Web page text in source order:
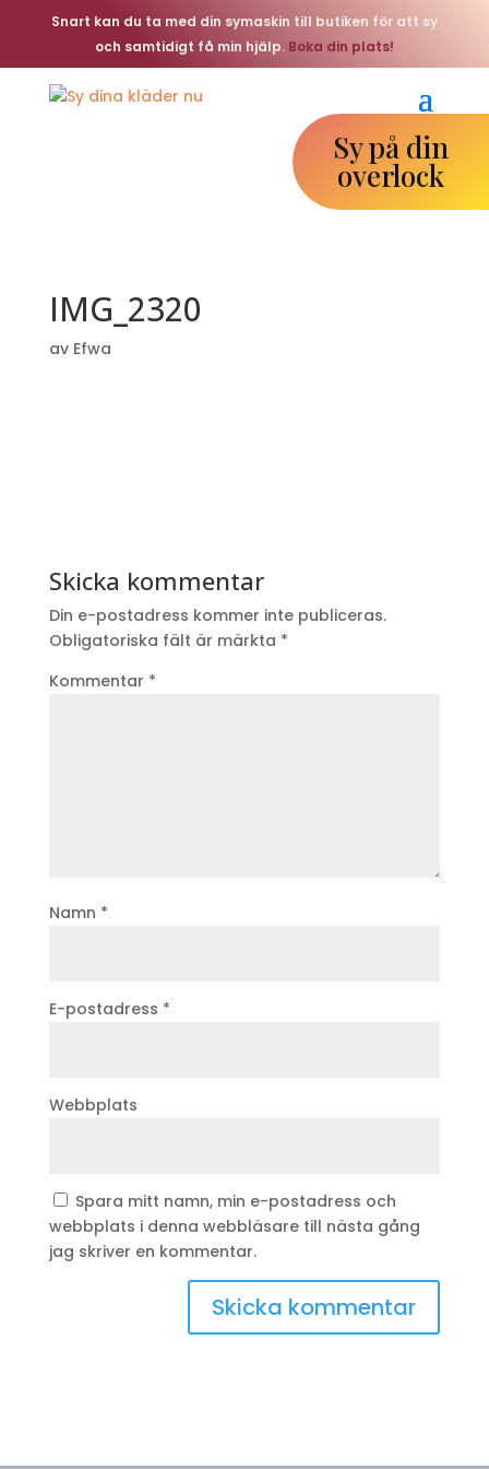
Snart kan du ta med din symaskin till butiken för att sy
och samtidigt få min hjälp. Boka din plats!
Sy på din
overlock
IMG_2320
av Efwa
Skicka kommentar
Din e-postadress kommer inte publiceras.
Obligatoriska fält är märkta *
Kommentar *
Namn *
E-postadress *
Webbplats
Spara mitt namn, min e-postadress och
webbplats i denna webbläsare till nästa gång
jag skriver en kommentar.